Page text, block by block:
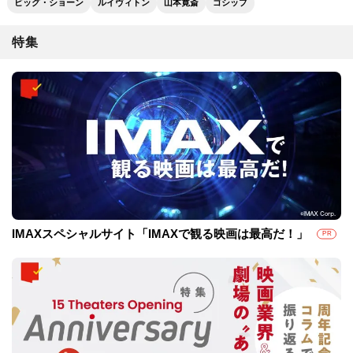
ビッグ・ショーン ルイヴィトン 山本寛斎 ゴシップ
特集
IMAXスペシャルサイト「IMAXで観る映画は最高だ！」 PR